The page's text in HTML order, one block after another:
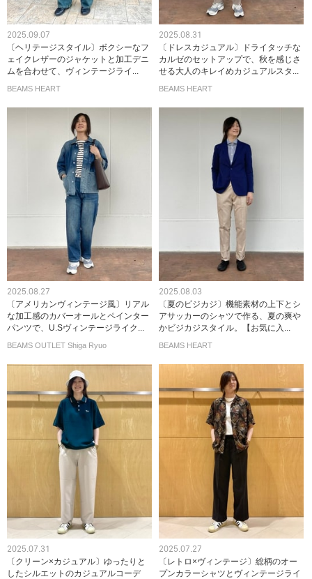
2025.09.07
〔ヘリテージスタイル〕ボクシーなフ
ェイクレザーのジャケットと加工デニ
ムを合わせて、ヴィンテージライ...
BEAMS HEART
2025.08.31
〔ドレスカジュアル〕ドライタッチな
カルゼのセットアップで、秋を感じさ
せる大人のキレイめカジュアルスタ...
BEAMS HEART
2025.08.27
〔アメリカンヴィンテージ風〕リアル
な加工感のカバーオールとペインター
パンツで、U.Sヴィンテージライク...
BEAMS OUTLET Shiga Ryuo
2025.08.03
〔夏のビジカジ〕機能素材の上下とシ
アサッカーのシャツで作る、夏の爽や
かビジカジスタイル。【お気に入...
BEAMS HEART
2025.07.31
〔クリーン×カジュアル〕ゆったりと
したシルエットのカジュアルコーデ
2025.07.27
〔レトロ×ヴィンテージ〕総柄のオー
プンカラーシャツとヴィンテージライ